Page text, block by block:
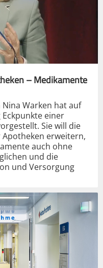
– Medikamente
Warken hat auf
einer
Sie will die
erweitern,
auch ohne
und die
und Versorgung